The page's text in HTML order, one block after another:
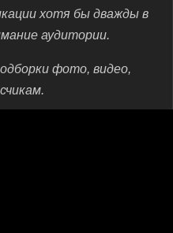
хотя бы дважды в
аудитории.
фото, видео,